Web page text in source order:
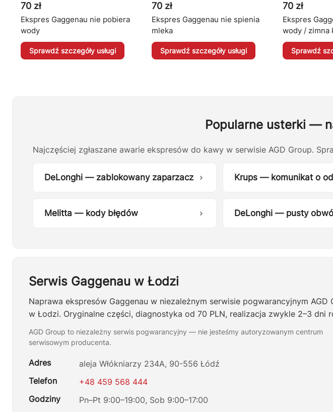
70 zł
Ekspres Gaggenau nie pobiera
wody
Sprawdź szczegóły usługi
70 zł
Ekspres Gaggenau nie spienia
mleka
Sprawdź szczegóły usługi
70 zł
Ekspres
wody / zimna
Sprawdź
Popularne usterki —
Najczęściej zgłaszane awarie ekspresów do kawy w serwisie AGD Group.
DeLonghi — zablokowany zaparzacz Krups — komunikat o
Melitta — kody błędów DeLonghi — pusty
Serwis Gaggenau w Łodzi
Naprawa ekspresów Gaggenau w niezależnym serwisie pogwarancyjnym AGD
w Łodzi. Oryginalne części, diagnostyka od 70 PLN, realizacja zwykle 2–3 dni
AGD Group to niezależny serwis pogwarancyjny — nie jesteśmy autoryzowanym centrum
serwisowym producenta.
Adres
aleja Włókniarzy 234A, 90-556 Łódź
Telefon
+48 459 568 444
Godziny
Pn–Pt 9:00–19:00, Sob 9:00–17:00